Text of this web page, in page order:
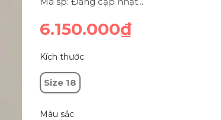
6.150.000₫
Kích thước
Size 18
Màu sắc